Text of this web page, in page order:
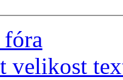
fóra
velikost